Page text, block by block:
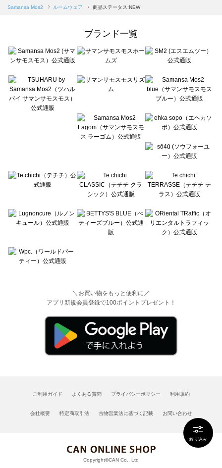
絞り込み
Samansa Mos2 blue（サマンサモスモス ブルー）のルームウェア一覧
sō4ū（ソウフォーユー）のルームウェア一覧
Te chichi（テチチ）のルームウェア一覧
Te chichi CLASSIC（テチチ クラシック）のルームウェア一覧
Lugnoncure（ルノンキュール）のルームウェア一覧
BETTY'S BLUE（べティーズブルー）のルームウェア一覧
Wpc.（ワールドパーティー）のルームウェア一覧
Samansa Mos2 ルームウェア 商品ステータス:NEW
ブランド一覧
＼お買い物をもっと便利に／
アプリ新規会員登録で100ポイントプレゼント！
ご利用ガイド よくある質問 プライバシーポリシー 利用規約
会社概要 特定商取引法 古物営業法に基づく記載 お問い合わせ
Copyright©CAN Co., Ltd